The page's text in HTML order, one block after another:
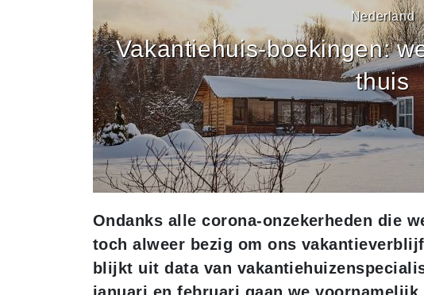
Nederland
Vakantiehuis-boekingen:
thuis
Ondanks alle corona-onzekerheden die
toch alweer bezig om ons
blijkt uit data van